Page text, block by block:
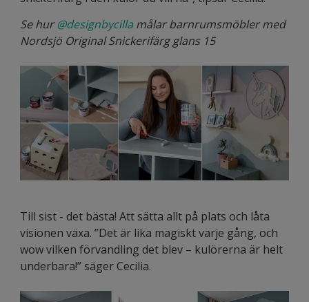
Se hur @designbycilla målar barnrumsmöbler med
Nordsjö Original Snickerifärg glans 15
Till sist - det bästa! Att sätta allt på plats och låta
visionen växa. ”Det är lika magiskt varje gång, och
wow vilken förvandling det blev – kulörerna är helt
underbara!” säger Cecilia.